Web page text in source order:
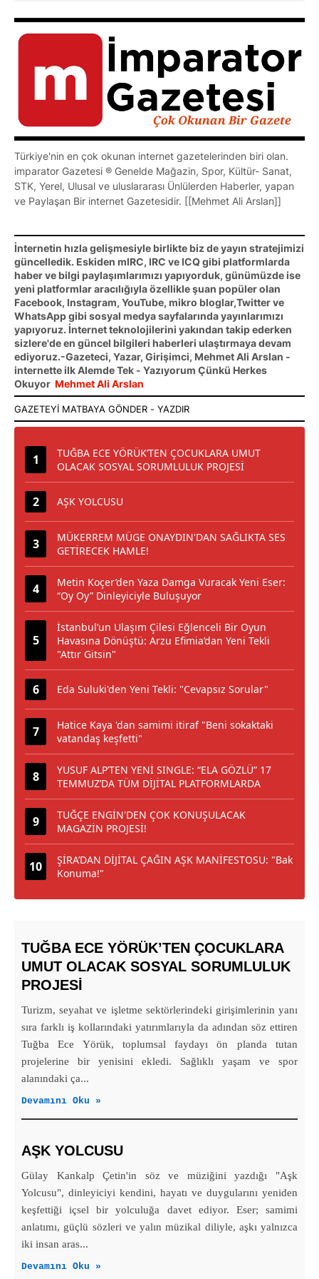
Türkiye'nin en çok okunan internet gazetelerinden biri olan.
imparator Gazetesi ® Genelde Mağazin, Spor, Kültür- Sanat,
STK, Yerel, Ulusal ve uluslararası Ünlülerden Haberler, yapan
ve Paylaşan Bir internet Gazetesidir. [[Mehmet Ali Arslan]]
İnternetin hızla gelişmesiyle birlikte biz de yayın stratejimizi
güncelledik. Eskiden mIRC, IRC ve ICQ gibi platformlarda
haber ve bilgi paylaşımlarımızı yapıyorduk, günümüzde ise
yeni platformlar aracılığıyla özellikle şuan popüler olan
Facebook, Instagram, YouTube, mikro bloglar,Twitter ve
WhatsApp gibi sosyal medya sayfalarında yayınlarımızı
yapıyoruz. İnternet teknolojilerini yakından takip ederken
sizlere'de en güncel bilgileri haberleri ulaştırmaya devam
ediyoruz.-Gazeteci, Yazar, Girişimci, Mehmet Ali Arslan -
internette ilk Alemde Tek - Yazıyorum Çünkü Herkes
Okuyor Mehmet Ali Arslan
TUĞBA ECE YÖRÜK’TEN ÇOCUKLARA UMUT
OLACAK SOSYAL SORUMLULUK PROJESİ
AŞK YOLCUSU
MÜKERREM MÜGE ONAYDIN'DAN SAĞLIKTA SES
GETİRECEK HAMLE!
Metin Koçer’den Yaza Damga Vuracak Yeni Eser:
“Oy Oy” Dinleyiciyle Buluşuyor
İstanbul’un Ulaşım Çilesi Eğlenceli Bir Oyun
Havasına Dönüştü: Arzu Efimia’dan Yeni Tekli
"Attır Gitsin"
Eda Suluki'den Yeni Tekli: "Cevapsız Sorular"
Hatice Kaya 'dan samimi itiraf "Beni sokaktaki
vatandaş keşfetti"
YUSUF ALP’TEN YENİ SINGLE: “ELA GÖZLÜ” 17
TEMMUZ’DA TÜM DİJİTAL PLATFORMLARDA
TUĞÇE ENGİN'DEN ÇOK KONUŞULACAK
MAGAZİN PROJESİ!
ŞİRA’DAN DİJİTAL ÇAĞIN AŞK MANİFESTOSU: "Bak
Konuma!"
TUĞBA ECE YÖRÜK’TEN ÇOCUKLARA
UMUT OLACAK SOSYAL SORUMLULUK
PROJESİ
Turizm, seyahat ve işletme sektörlerindeki girişimlerinin yanı
sıra farklı iş kollarındaki yatırımlarıyla da adından söz ettiren
Tuğba Ece Yörük, toplumsal faydayı ön planda tutan
projelerine bir yenisini ekledi. Sağlıklı yaşam ve spor
alanındaki ça...
Devamını Oku »
AŞK YOLCUSU
Gülay Kankalp Çetin'in söz ve müziğini yazdığı "Aşk
Yolcusu", dinleyiciyi kendini, hayatı ve duygularını yeniden
keşfettiği içsel bir yolculuğa davet ediyor. Eser; samimi
anlatımı, güçlü sözleri ve yalın müzikal diliyle, aşkı yalnızca
iki insan aras...
Devamını Oku »